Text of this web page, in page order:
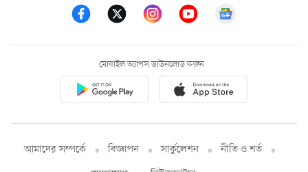
মোবাইল অ্যাপস ডাউনলোড করুন
আমাদের সম্পর্কে বিজ্ঞাপন সার্কুলেশন
নীতি ও শর্ত